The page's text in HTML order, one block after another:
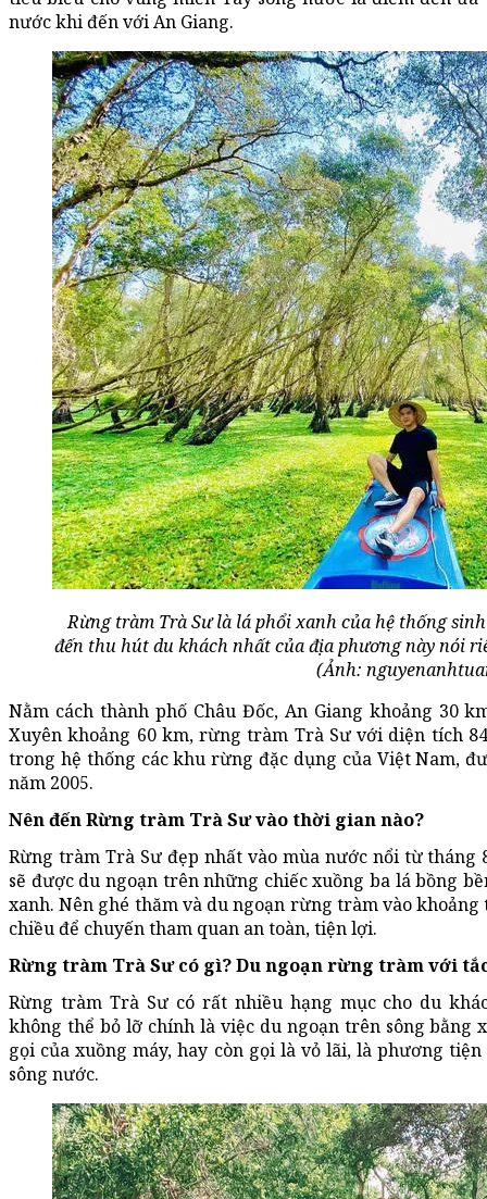
nước khi đến với An Giang.
Rừng tràm Trà Sư là lá phổi xanh của hệ thống
đến thu hút du khách nhất của địa phương này nói
(Ảnh:
Nằm cách thành phố Châu Đốc, An Giang khoảng 30
Xuyên khoảng 60 km, rừng tràm Trà Sư với diện tích
trong hệ thống các khu rừng đặc dụng của Việt Nam,
năm 2005.
Nên đến Rừng tràm Trà Sư vào thời gian nào?
Rừng tràm Trà Sư đẹp nhất vào mùa nước nổi từ tháng
sẽ được du ngoạn trên những chiếc xuồng ba lá bồng
xanh. Nên ghé thăm và du ngoạn rừng tràm vào
chiều để chuyến tham quan an toàn, tiện lợi.
Rừng tràm Trà Sư có gì? Du ngoạn rừng tràm với
Rừng tràm Trà Sư có rất nhiều hạng mục cho du
không thể bỏ lỡ chính là việc du ngoạn trên sông bằng
gọi của xuồng máy, hay còn gọi là vỏ lãi, là phương
sông nước.